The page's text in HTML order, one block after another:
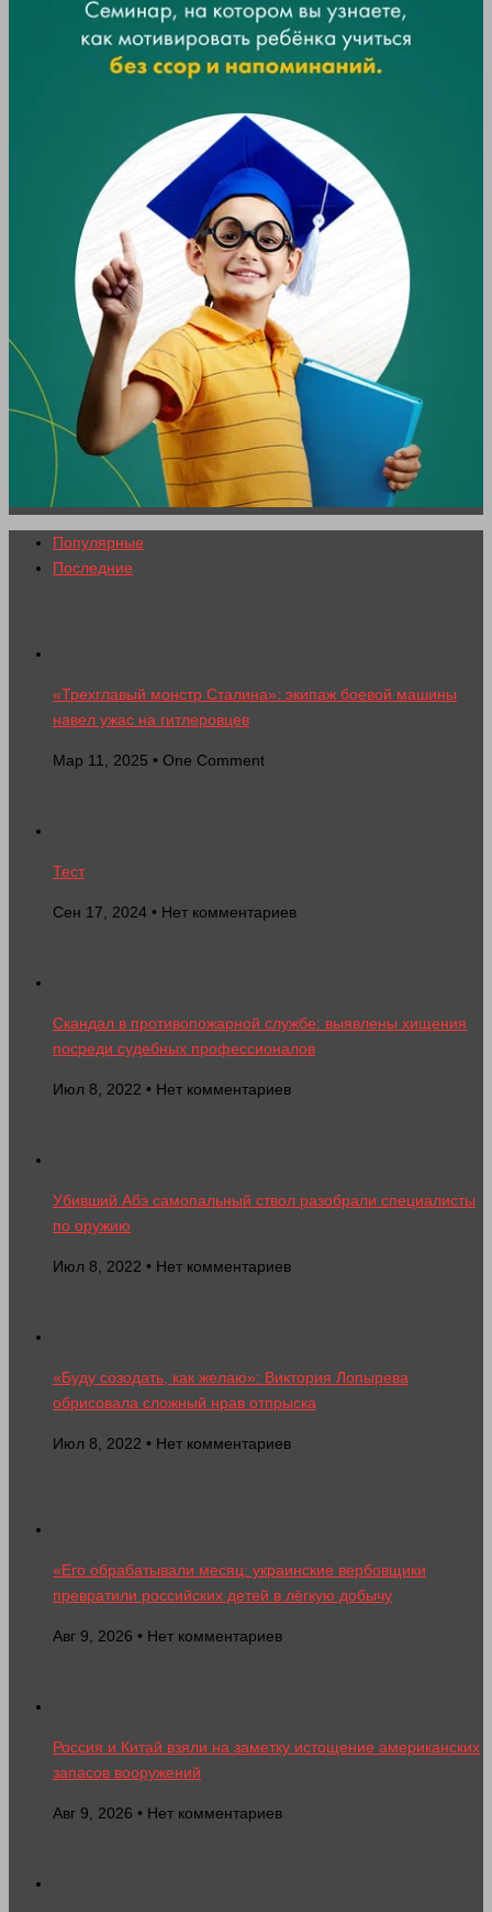
Популярные
Последние
«Трехглавый монстр Сталина»: экипаж боевой машины
навел ужас на гитлеровцев
Мар 11, 2025 • One Comment
Тест
Сен 17, 2024 • Нет комментариев
Скандал в противопожарной службе: выявлены хищения
посреди судебных профессионалов
Июл 8, 2022 • Нет комментариев
Убивший Абэ самопальный ствол разобрали специалисты
по оружию
Июл 8, 2022 • Нет комментариев
«Буду созодать, как желаю»: Виктория Лопырева
обрисовала сложный нрав отпрыска
Июл 8, 2022 • Нет комментариев
«Его обрабатывали месяц: украинские вербовщики
превратили российских детей в лёгкую добычу
Авг 9, 2026 • Нет комментариев
Россия и Китай взяли на заметку истощение американских
запасов вооружений
Авг 9, 2026 • Нет комментариев